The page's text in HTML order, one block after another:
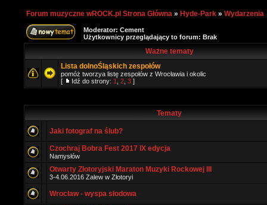
Forum muzyczne wROCK.pl Strona Główna » Hyde-Park » Wydarzenia
Moderator: Cement
Użytkownicy przeglądający to forum: Brak
Ważne tematy
Lista dolnoŚląskich zespołów
pomóż tworzya listę zespołów z Wrocławia i okolic
[
Idź do strony: 1 2 3 ]
Tematy
Jaki fotograf na ślub?
Czochraj Bobra Fest 2017 IX edycja
Namysłów
Otwarty Złotoryjski Maraton Muzyki Rockowej III
3-4.06.2016 Zalew w Złotoryi
Wrocław - wyspa słodowa